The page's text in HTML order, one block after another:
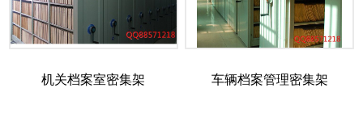
机关档案室密集架 车辆档案管理密集架